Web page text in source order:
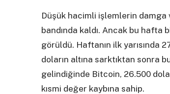
Düşük hacimli işlemlerin damga
bandında kaldı. Ancak bu hafta
görüldü. Haftanın ilk yarısında
doların altına sarktıktan sonra
gelindiğinde Bitcoin, 26.500
kısmi değer kaybına sahip.